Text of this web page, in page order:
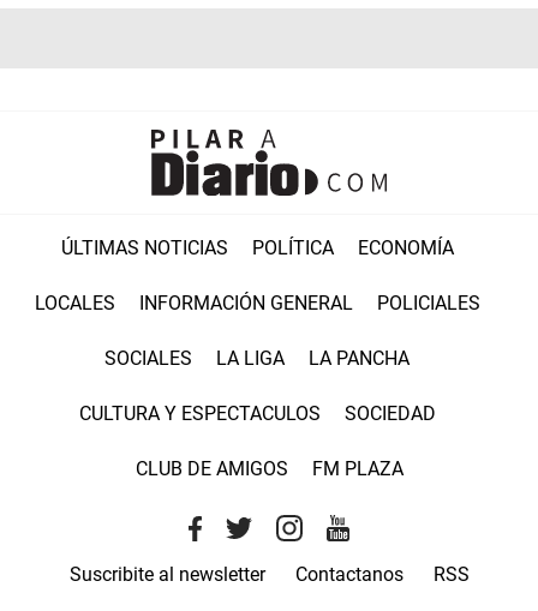
ÚLTIMAS NOTICIAS POLÍTICA ECONOMÍA
LOCALES INFORMACIÓN GENERAL POLICIALES
SOCIALES LA LIGA LA PANCHA
CULTURA Y ESPECTACULOS SOCIEDAD
CLUB DE AMIGOS FM PLAZA
Suscribite al newsletter Contactanos RSS